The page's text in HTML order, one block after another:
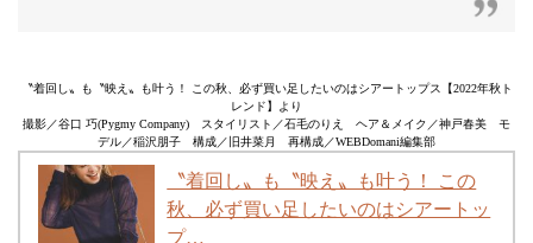
〝着回し〟も〝映え〟も叶う！ この秋、必ず買い足したいのはシアートップス【2022年秋ト
レンド】より
撮影／谷口 巧(Pygmy Company) スタイリスト／石毛のりえ ヘア＆メイク／神戸春美 モ
デル／稲沢朋子 構成／旧井菜月 再構成／WEBDomani編集部
〝着回し〟も〝映え〟も叶う！ この
秋、必ず買い足したいのはシアートッ
プ…